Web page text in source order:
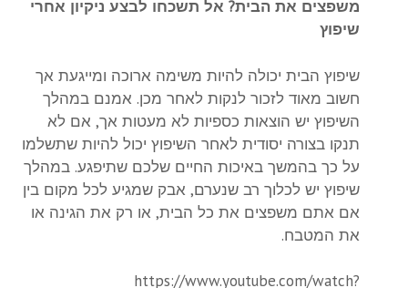
משפצים את הבית? אל תשכחו לבצע ניקיון אחרי
שיפוץ
שיפוץ הבית יכולה להיות משימה ארוכה ומייגעת אך
חשוב מאוד לזכור לנקות לאחר מכן. אמנם במהלך
השיפוץ יש הוצאות כספיות לא מעטות אך, אם לא
תנקו בצורה יסודית לאחר השיפוץ יכול להיות שתשלמו
על כך בהמשך באיכות החיים שלכם שתיפגע. במהלך
שיפוץ יש לכלוך רב שנערם, אבק שמגיע לכל מקום בין
אם אתם משפצים את כל הבית, או רק את הגינה או
את המטבח.
https://www.youtube.com/watch?